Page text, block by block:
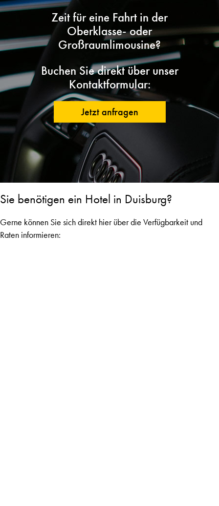
Zeit für eine Fahrt in der
Oberklasse- oder
Großraumlimousine?
Buchen Sie direkt über unser
Kontaktformular:
Jetzt anfragen
Sie benötigen ein Hotel in Duisburg?
Gerne können Sie sich direkt hier über die Verfügbarkeit und
Raten informieren: